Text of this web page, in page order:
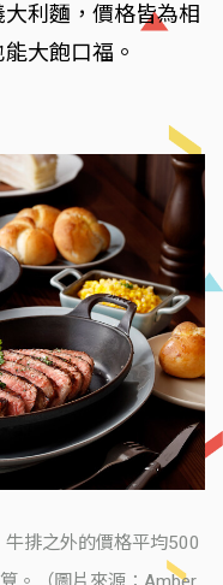
利麵，價格皆為相
大飽口福。
牛排之外的價格平均500